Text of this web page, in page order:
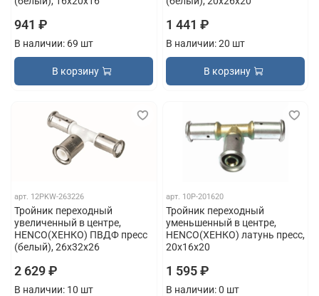
941 ₽
В наличии: 69 шт
В корзину
1 441 ₽
В наличии: 20 шт
В корзину
арт. 12PKW-263226
Тройник переходный
увеличенный в центре,
HENCO(ХЕНКО) ПВДФ пресс
(белый), 26x32x26
2 629 ₽
В наличии: 10 шт
арт. 10P-201620
Тройник переходный
уменьшенный в центре,
HENCO(ХЕНКО) латунь пресс,
20x16x20
1 595 ₽
В наличии: 0 шт